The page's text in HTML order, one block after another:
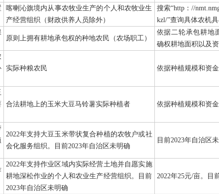
喀喇沁旗境内从事农牧业生产的个人和农牧业生
产经营组织（财政供养人员除外）
搜索“http： //nmt.
kzl/”查询具体农机
原则上拥有耕地承包权的种地农民（农场职工）
依据二轮承包耕地
确权耕地面积以及
实际种粮农民 依据种植规模和资
合法耕地上的玉米大豆马铃薯实际种植者 依据种植规模和资
2022年支持大豆玉米带状复合种植的农牧户或社
会化服务组织。目前2023年自治区未明确
目前2023年自治区
2022年支持作业区域内实际经营土地并自愿实施
耕地深松作业的个人和农业生产经营组织。目前
2023年自治区未明确
2022年25元/亩。目